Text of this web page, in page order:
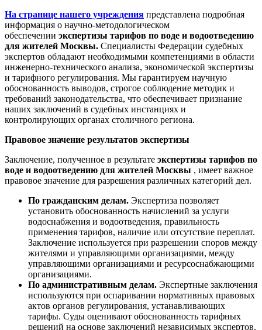
На странице нашего учреждения представлена подробная
информация о научно-методологическом
обеспечении экспертизы тарифов по воде и водоотведению
для жителей Москвы. Специалисты Федерации судебных
экспертов обладают необходимыми компетенциями в области
инженерно-технического анализа, экономической экспертизы
и тарифного регулирования. Мы гарантируем научную
обоснованность выводов, строгое соблюдение методик и
требований законодательства, что обеспечивает признание
наших заключений в судебных инстанциях и
контролирующих органах столичного региона.
Правовое значение результатов экспертизы
Заключение, полученное в результате экспертизы тарифов по
воде и водоотведению для жителей Москвы , имеет важное
правовое значение для разрешения различных категорий дел.
По гражданским делам. Экспертиза позволяет
установить обоснованность начислений за услуги
водоснабжения и водоотведения, правильность
применения тарифов, наличие или отсутствие переплат.
Заключение используется при разрешении споров между
жителями и управляющими организациями, между
управляющими организациями и ресурсоснабжающими
организациями.
По административным делам. Экспертные заключения
используются при оспаривании нормативных правовых
актов органов регулирования, устанавливающих
тарифы. Суды оценивают обоснованность тарифных
решений на основе заключений независимых экспертов.